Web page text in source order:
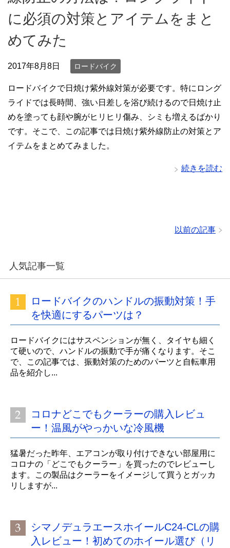
に必須の対策とアイテムをまと
めてみた
2017年8月8日 ロードバイク
ロードバイクで日焼け紫外線対策が必要です。特にロング
ライドでは長時間、強い日差しを浴び続けるので日焼け止
めを塗っても顔や腕がヒリヒリ傷み、シミも増えるばかり
です。そこで、この記事では日焼け紫外線防止の対策とア
イテムをまとめてみました。
続きを読む
以前の記事
人気記事一覧
ロードバイクのハンドルの振動対策！手
を快適にするパーツは？
ロードバイクにはサスペンションが無く、タイヤも細く
て硬いので、ハンドルの振動で手が痛くなります。そこ
で、この記事では、振動対策のためのパーツと自転車用
品を紹介し...
コロナどこでもクーラーの購入レビュ
ー！温風がやっかいな冷風機
猛暑だった昨年、エアコンが取り付けできない部屋用に
コロナの「どこでもクーラー」を買ったのでレビューし
ます。この製品はクーラーをイメージして買うとガッカ
リしますが...
シマノデュラエースホイールC24-CLの購
入レビュー！初めてのホイール選び（リ